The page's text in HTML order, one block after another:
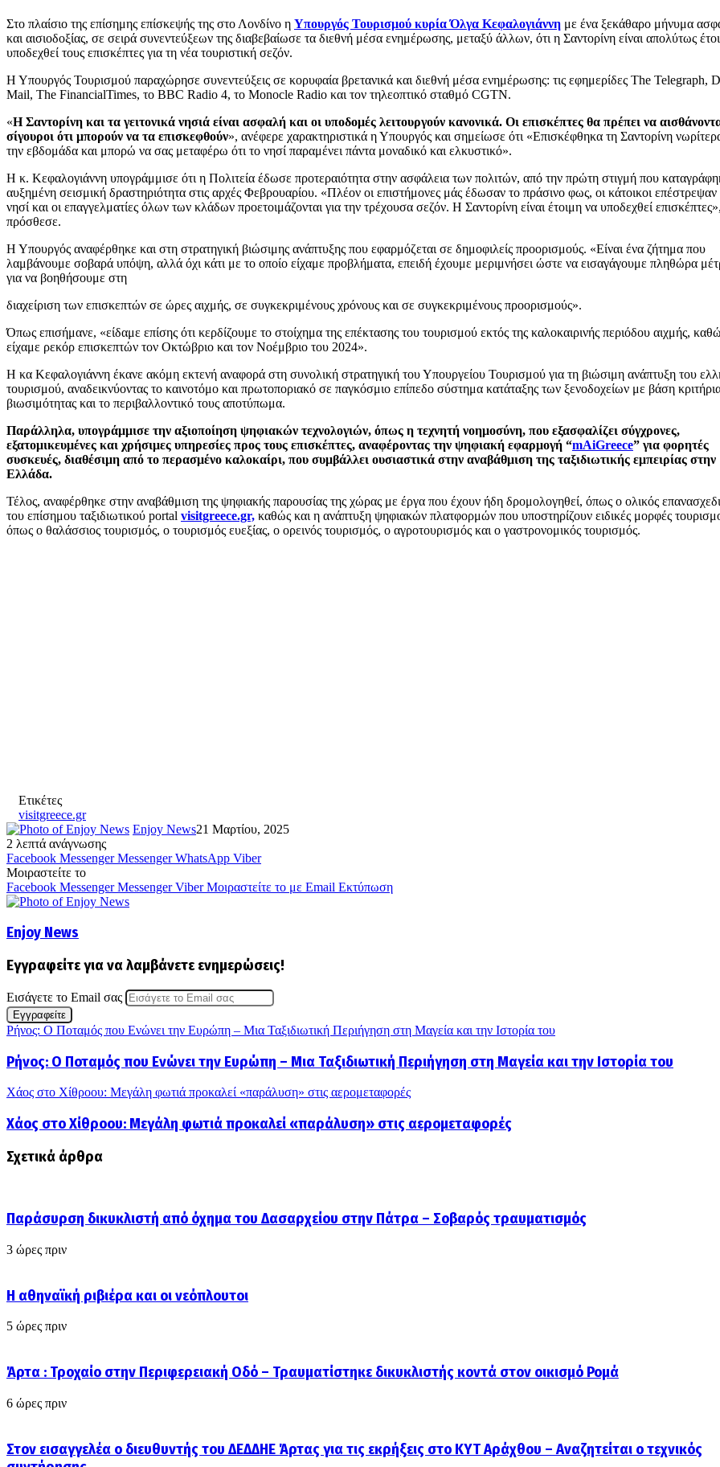
Στο πλαίσιο της επίσημης επίσκεψής της στο Λονδίνο η Υπουργός Τουρισμού κυρία Όλγα Κεφαλογιάννη με ένα ξεκάθαρο μήνυμα
και αισιοδοξίας, σε σειρά συνεντεύξεων της διαβεβαίωσε τα διεθνή μέσα ενημέρωσης, μεταξύ άλλων, ότι η Σαντορίνη είναι απολύτως
υποδεχθεί τους επισκέπτες για τη νέα τουριστική σεζόν.
Η Υπουργός Τουρισμού παραχώρησε συνεντεύξεις σε κορυφαία βρετανικά και διεθνή μέσα ενημέρωσης: τις εφημερίδες The Telegraph,
Mail, The FinancialTimes, το BBC Radio 4, το Monocle Radio και τον τηλεοπτικό σταθμό CGTN.
«Η Σαντορίνη και τα γειτονικά νησιά είναι ασφαλή και οι υποδομές λειτουργούν κανονικά. Οι επισκέπτες θα πρέπει να
σίγουροι ότι μπορούν να τα επισκεφθούν», ανέφερε χαρακτηριστικά η Υπουργός και σημείωσε ότι «Επισκέφθηκα τη Σαντορίνη
την εβδομάδα και μπορώ να σας μεταφέρω ότι το νησί παραμένει πάντα μοναδικό και ελκυστικό».
Η κ. Κεφαλογιάννη υπογράμμισε ότι η Πολιτεία έδωσε προτεραιότητα στην ασφάλεια των πολιτών, από την πρώτη στιγμή που
αυξημένη σεισμική δραστηριότητα στις αρχές Φεβρουαρίου. «Πλέον οι επιστήμονες μάς έδωσαν το πράσινο φως, οι κάτοικοι επέστρεψαν
νησί και οι επαγγελματίες όλων των κλάδων προετοιμάζονται για την τρέχουσα σεζόν. Η Σαντορίνη είναι έτοιμη να υποδεχθεί επισκέπτες»,
πρόσθεσε.
Η Υπουργός αναφέρθηκε και στη στρατηγική βιώσιμης ανάπτυξης που εφαρμόζεται σε δημοφιλείς προορισμούς. «Είναι ένα ζήτημα που
λαμβάνουμε σοβαρά υπόψη, αλλά όχι κάτι με το οποίο είχαμε προβλήματα, επειδή έχουμε μεριμνήσει ώστε να εισαγάγουμε πληθώρα
για να βοηθήσουμε στη
διαχείριση των επισκεπτών σε ώρες αιχμής, σε συγκεκριμένους χρόνους και σε συγκεκριμένους προορισμούς».
Όπως επισήμανε, «είδαμε επίσης ότι κερδίζουμε το στοίχημα της επέκτασης του τουρισμού εκτός της καλοκαιρινής περιόδου αιχμής,
είχαμε ρεκόρ επισκεπτών τον Οκτώβριο και τον Νοέμβριο του 2024».
Η κα Κεφαλογιάννη έκανε ακόμη εκτενή αναφορά στη συνολική στρατηγική του Υπουργείου Τουρισμού για τη βιώσιμη ανάπτυξη του
τουρισμού, αναδεικνύοντας το καινοτόμο και πρωτοποριακό σε παγκόσμιο επίπεδο σύστημα κατάταξης των ξενοδοχείων με βάση
βιωσιμότητας και το περιβαλλοντικό τους αποτύπωμα.
Παράλληλα, υπογράμμισε την αξιοποίηση ψηφιακών τεχνολογιών, όπως η τεχνητή νοημοσύνη, που εξασφαλίζει σύγχρονες,
εξατομικευμένες και χρήσιμες υπηρεσίες προς τους επισκέπτες, αναφέροντας την ψηφιακή εφαρμογή “mAiGreece” για φορητές
συσκευές, διαθέσιμη από το περασμένο καλοκαίρι, που συμβάλλει ουσιαστικά στην αναβάθμιση της ταξιδιωτικής εμπειρίας στην
Ελλάδα.
Τέλος, αναφέρθηκε στην αναβάθμιση της ψηφιακής παρουσίας της χώρας με έργα που έχουν ήδη δρομολογηθεί, όπως ο ολικός
του επίσημου ταξιδιωτικού portal visitgreece.gr, καθώς και η ανάπτυξη ψηφιακών πλατφορμών που υποστηρίζουν ειδικές μορφές
όπως ο θαλάσσιος τουρισμός, ο τουρισμός ευεξίας, ο ορεινός τουρισμός, ο αγροτουρισμός και ο γαστρονομικός τουρισμός.
Ετικέτες
visitgreece.gr
Enjoy News21 Μαρτίου, 2025
2 λεπτά ανάγνωσης
Facebook Messenger Messenger WhatsApp Viber
Μοιραστείτε το
Facebook Messenger Messenger Viber Μοιραστείτε το με Email Εκτύπωση
Enjoy News
Εγγραφείτε για να λαμβάνετε ενημερώσεις!
Εισάγετε το Email σας
Ρήνος: Ο Ποταμός που Ενώνει την Ευρώπη – Μια Ταξιδιωτική Περιήγηση στη Μαγεία και την Ιστορία του
Ρήνος: Ο Ποταμός που Ενώνει την Ευρώπη – Μια Ταξιδιωτική Περιήγηση στη Μαγεία και την Ιστορία του
Χάος στο Χίθροου: Μεγάλη φωτιά προκαλεί «παράλυση» στις αερομεταφορές
Χάος στο Χίθροου: Μεγάλη φωτιά προκαλεί «παράλυση» στις αερομεταφορές
Σχετικά άρθρα
Παράσυρση δικυκλιστή από όχημα του Δασαρχείου στην Πάτρα – Σοβαρός τραυματισμός
3 ώρες πριν
Η αθηναϊκή ριβιέρα και οι νεόπλουτοι
5 ώρες πριν
Άρτα : Τροχαίο στην Περιφερειακή Οδό – Τραυματίστηκε δικυκλιστής κοντά στον οικισμό Ρομά
6 ώρες πριν
Στον εισαγγελέα ο διευθυντής του ΔΕΔΔΗΕ Άρτας για τις εκρήξεις στο ΚΥΤ Αράχθου – Αναζητείται ο τεχνικός